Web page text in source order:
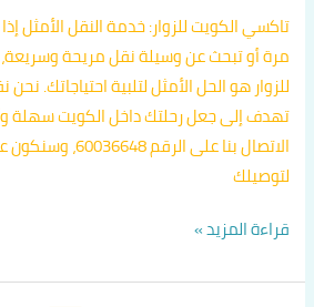
تاكسي الكويت للزوار: خدمة النقل الأمثل
مرة أو تبحث عن وسيلة نقل مريحة
للزوار هو الحل الأمثل لتلبية احتياجاتك.
تهدف إلى جعل رحلتك داخل الكويت سهلة
الاتصال بنا على
لتوصيلك
قراءة المزيد »